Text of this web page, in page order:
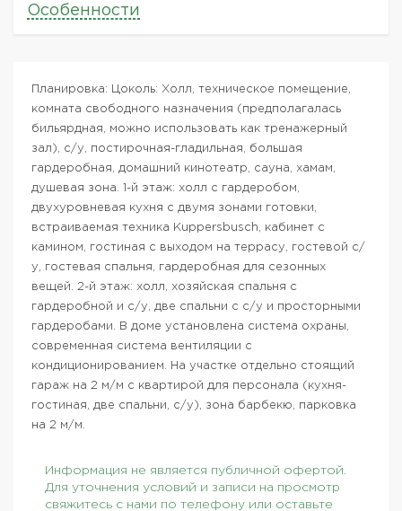
Особенности
Планировка: Цоколь: Холл, техническое помещение,
комната свободного назначения (предполагалась
бильярдная, можно использовать как тренажерный
зал), с/у, постирочная-гладильная, большая
гардеробная, домашний кинотеатр, сауна, хамам,
душевая зона. 1-й этаж: холл с гардеробом,
двухуровневая кухня с двумя зонами готовки,
встраиваемая техника Kuppersbusch, кабинет с
камином, гостиная с выходом на террасу, гостевой с/
у, гостевая спальня, гардеробная для сезонных
вещей. 2-й этаж: холл, хозяйская спальня с
гардеробной и с/у, две спальни с с/у и просторными
гардеробами. В доме установлена система охраны,
современная система вентиляции с
кондиционированием. На участке отдельно стоящий
гараж на 2 м/м с квартирой для персонала (кухня-
гостиная, две спальни, с/у), зона барбекю, парковка
на 2 м/м.
Информация не является публичной офертой.
Для уточнения условий и записи на просмотр
свяжитесь с нами по телефону или оставьте